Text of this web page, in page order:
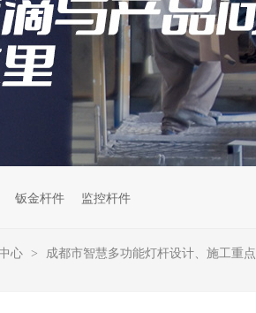
钣金杆件 监控杆件
心 > 成都市智慧多功能灯杆设计、施工重